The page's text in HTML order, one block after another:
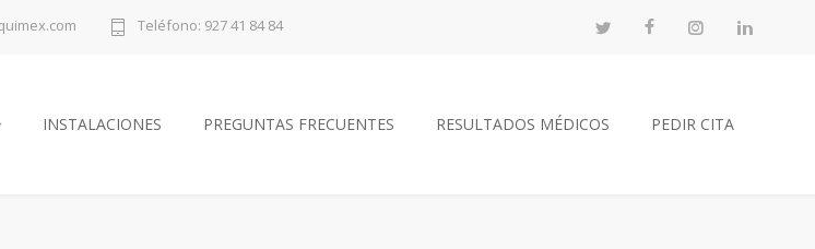
Teléfono: 927 41 84 84
INSTALACIONES PREGUNTAS FRECUENTES RESULTADOS MÉDICOS PEDIR CITA